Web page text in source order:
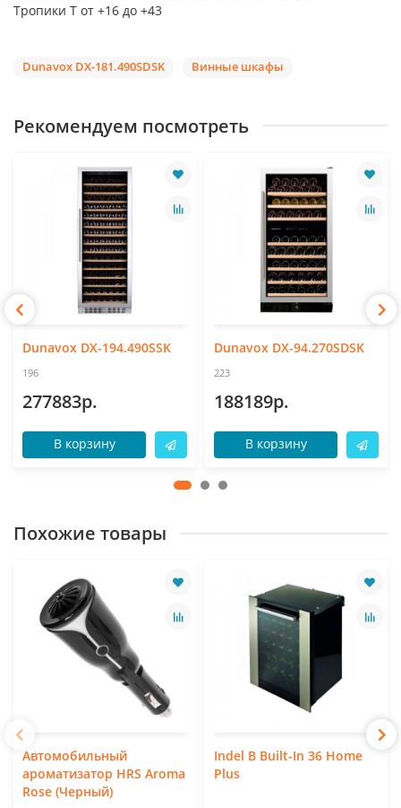
Тропики T от +16 до +43
Dunavox DX-181.490SDSK Винные шкафы
Рекомендуем посмотреть
Dunavox DX-194.490SSK
196
277883р.
В корзину
Dunavox DX-94.270SDSK
223
188189р.
В корзину
Похожие товары
Автомобильный
ароматизатор HRS Aroma
Rose (Черный)
Indel B Built-In 36 Home
Plus